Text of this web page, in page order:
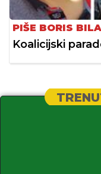
PIŠE BORIS
Koalicijski